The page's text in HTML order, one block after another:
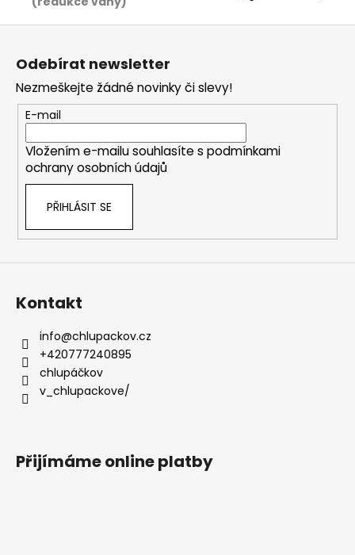
Z
Odebírat newsletter
Nezmeškejte žádné novinky či slevy!
E-mail
Vložením e-mailu souhlasíte s podmínkami
ochrany osobních údajů
PŘIHLÁSIT SE
Kontakt
info@chlupackov.cz
+420777240895
chlupáčkov
v_chlupackove/
Přijímáme online platby